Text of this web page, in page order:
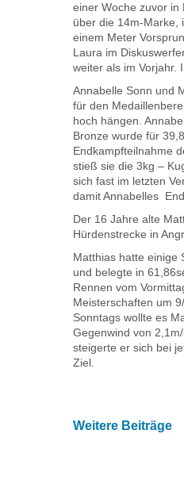
einer Woche zuvor in
über die 14m-Marke,
einem Meter
Laura im
weiter als im Vorjahr.
Annabelle Sonn und
für den
hoch hängen.
Bronze wurde für
Endkampfteilnahme
stieß sie die 3kg –
sich fast im letzten
damit Annabelles
Der 16 Jahre alte
Hürdenstrecke in
Matthias hatte einige
und belegte in
Rennen vom
Meisterschaften um
Sonntags wollte es
Gegenwind von
steigerte er sich bei
Ziel.
Weitere Beiträge